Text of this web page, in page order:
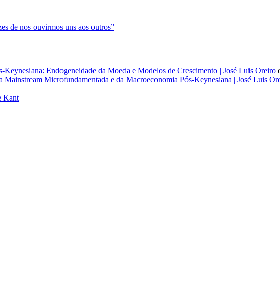
de nos ouvirmos uns aos outros”
Endogeneidade da Moeda e Modelos de Crescimento | José Luis Oreiro
Microfundamentada e da Macroeconomia Pós-Keynesiana | José Luis
Kant